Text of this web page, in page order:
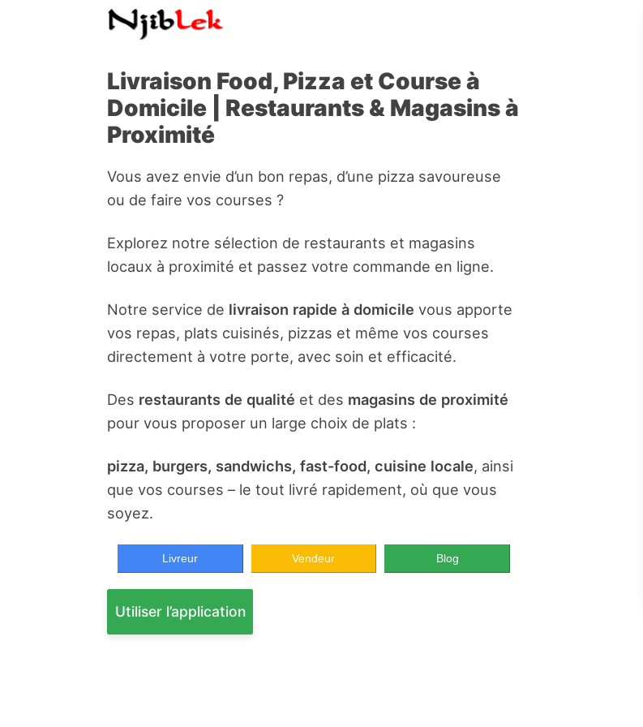
Livraison Food, Pizza et Course à
Domicile | Restaurants & Magasins à
Proximité
Vous avez envie d’un bon repas, d’une pizza savoureuse
ou de faire vos courses ?
Explorez notre sélection de restaurants et magasins
locaux à proximité et passez votre commande en ligne.
Notre service de livraison rapide à domicile vous apporte
vos repas, plats cuisinés, pizzas et même vos courses
directement à votre porte, avec soin et efficacité.
Des restaurants de qualité et des magasins de proximité
pour vous proposer un large choix de plats :
pizza, burgers, sandwichs, fast-food, cuisine locale, ainsi
que vos courses – le tout livré rapidement, où que vous
soyez.
Livreur Vendeur Blog
Utiliser l’application